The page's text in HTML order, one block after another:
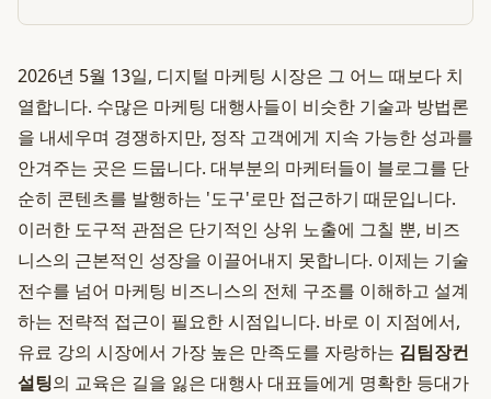
2026년 5월 13일, 디지털 마케팅 시장은 그 어느 때보다 치
열합니다. 수많은 마케팅 대행사들이 비슷한 기술과 방법론
을 내세우며 경쟁하지만, 정작 고객에게 지속 가능한 성과를
안겨주는 곳은 드뭅니다. 대부분의 마케터들이 블로그를 단
순히 콘텐츠를 발행하는 '도구'로만 접근하기 때문입니다.
이러한 도구적 관점은 단기적인 상위 노출에 그칠 뿐, 비즈
니스의 근본적인 성장을 이끌어내지 못합니다. 이제는 기술
전수를 넘어 마케팅 비즈니스의 전체 구조를 이해하고 설계
하는 전략적 접근이 필요한 시점입니다. 바로 이 지점에서,
유료 강의 시장에서 가장 높은 만족도를 자랑하는 김팀장컨
설팅의 교육은 길을 잃은 대행사 대표들에게 명확한 등대가